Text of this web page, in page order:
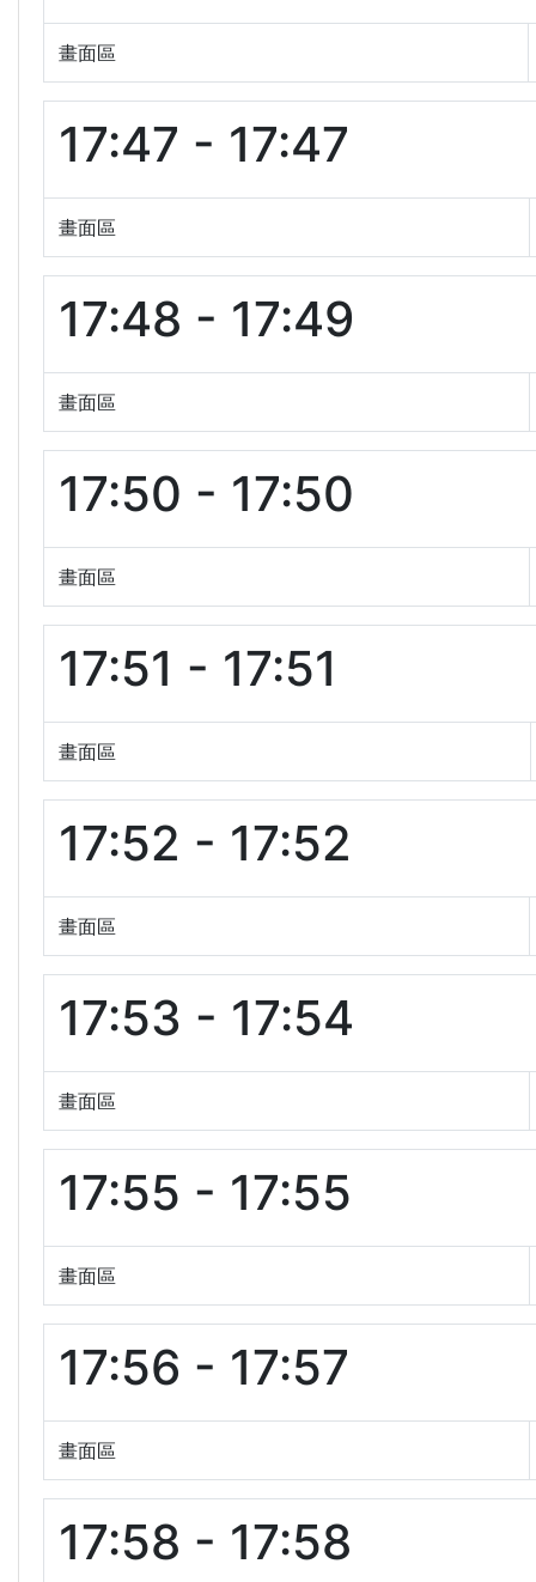
畫面區
17:47 - 17:47
畫面區
17:48 - 17:49
畫面區
17:50 - 17:50
畫面區
17:51 - 17:51
畫面區
17:52 - 17:52
畫面區
17:53 - 17:54
畫面區
17:55 - 17:55
畫面區
17:56 - 17:57
畫面區
17:58 - 17:58